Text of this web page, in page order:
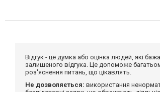
Відгук - це думка або оцінка людей, які
залишеного відгука. Це допоможе
роз'яснення питань, що цікавлять.
Не дозволяється: використання